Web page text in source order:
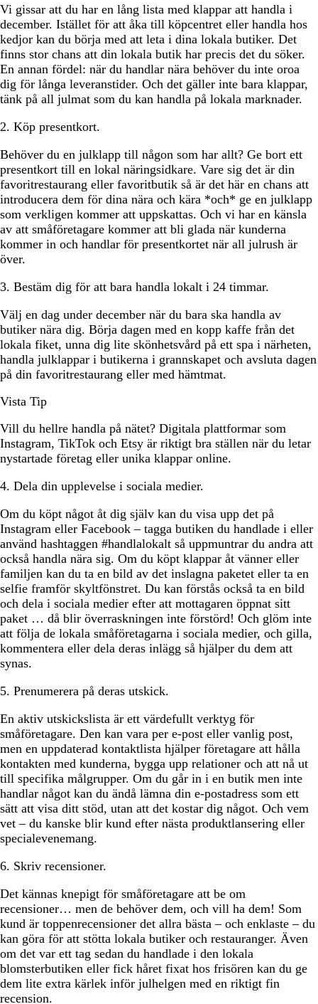
Vi gissar att du har en lång lista med klappar att handla i
december. Istället för att åka till köpcentret eller handla hos
kedjor kan du börja med att leta i dina lokala butiker. Det
finns stor chans att din lokala butik har precis det du söker.
En annan fördel: när du handlar nära behöver du inte oroa
dig för långa leveranstider. Och det gäller inte bara klappar,
tänk på all julmat som du kan handla på lokala marknader.
2. Köp presentkort.
Behöver du en julklapp till någon som har allt? Ge bort ett
presentkort till en lokal näringsidkare. Vare sig det är din
favoritrestaurang eller favoritbutik så är det här en chans att
introducera dem för dina nära och kära *och* ge en julklapp
som verkligen kommer att uppskattas. Och vi har en känsla
av att småföretagare kommer att bli glada när kunderna
kommer in och handlar för presentkortet när all julrush är
över.
3. Bestäm dig för att bara handla lokalt i 24 timmar.
Välj en dag under december när du bara ska handla av
butiker nära dig. Börja dagen med en kopp kaffe från det
lokala fiket, unna dig lite skönhetsvård på ett spa i närheten,
handla julklappar i butikerna i grannskapet och avsluta dagen
på din favoritrestaurang eller med hämtmat.
Vista Tip
Vill du hellre handla på nätet? Digitala plattformar som
Instagram, TikTok och Etsy är riktigt bra ställen när du letar
nystartade företag eller unika klappar online.
4. Dela din upplevelse i sociala medier.
Om du köpt något åt dig själv kan du visa upp det på
Instagram eller Facebook – tagga butiken du handlade i eller
använd hashtaggen #handlalokalt så uppmuntrar du andra att
också handla nära sig. Om du köpt klappar åt vänner eller
familjen kan du ta en bild av det inslagna paketet eller ta en
selfie framför skyltfönstret. Du kan förstås också ta en bild
och dela i sociala medier efter att mottagaren öppnat sitt
paket … då blir överraskningen inte förstörd! Och glöm inte
att följa de lokala småföretagarna i sociala medier, och gilla,
kommentera eller dela deras inlägg så hjälper du dem att
synas.
5. Prenumerera på deras utskick.
En aktiv utskickslista är ett värdefullt verktyg för
småföretagare. Den kan vara per e-post eller vanlig post,
men en uppdaterad kontaktlista hjälper företagare att hålla
kontakten med kunderna, bygga upp relationer och att nå ut
till specifika målgrupper. Om du går in i en butik men inte
handlar något kan du ändå lämna din e-postadress som ett
sätt att visa ditt stöd, utan att det kostar dig något. Och vem
vet – du kanske blir kund efter nästa produktlansering eller
specialevenemang.
6. Skriv recensioner.
Det kännas knepigt för småföretagare att be om
recensioner… men de behöver dem, och vill ha dem! Som
kund är toppenrecensioner det allra bästa – och enklaste – du
kan göra för att stötta lokala butiker och restauranger. Även
om det var ett tag sedan du handlade i den lokala
blomsterbutiken eller fick håret fixat hos frisören kan du ge
dem lite extra kärlek inför julhelgen med en riktigt fin
recension.